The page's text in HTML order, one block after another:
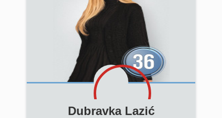
Dubravka Lazić